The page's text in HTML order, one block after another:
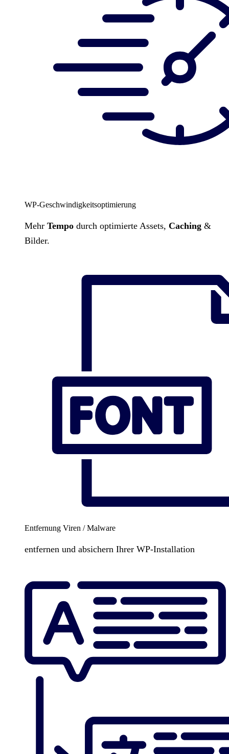
WP-Geschwindigkeitsoptimierung
Mehr Tempo durch optimierte Assets, Caching &
Bilder.
Entfernung Viren / Malware
entfernen und absichern Ihrer WP-Installation